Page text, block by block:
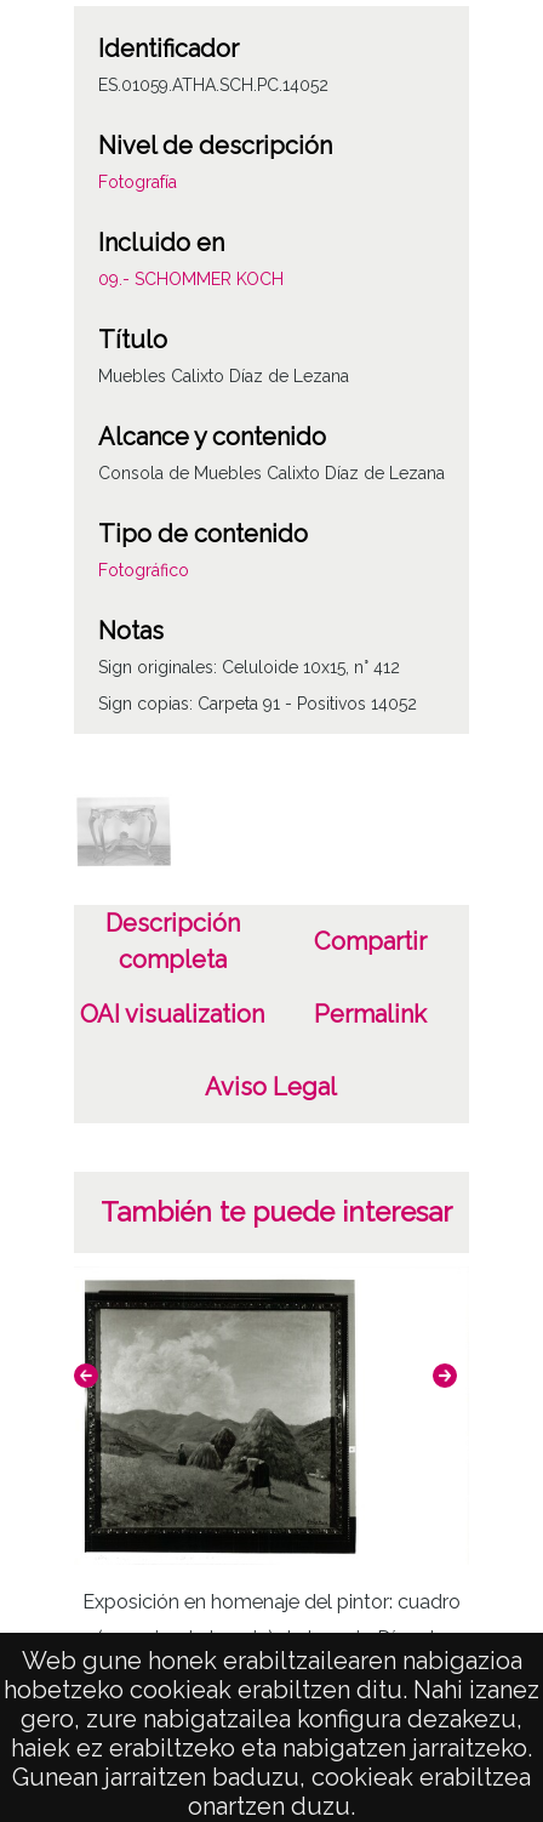
Web gune honek erabiltzailearen nabigazioa
hobetzeko cookieak erabiltzen ditu. Nahi izanez
gero, zure nabigatzailea konfigura dezakezu,
haiek ez erabiltzeko eta nabigatzen jarraitzeko.
Gunean jarraitzen baduzu, cookieak erabiltzea
onartzen duzu.
Identificador
ES.01059.ATHA.SCH.PC.14052
Nivel de descripción
Fotografía
Incluido en
09.- SCHOMMER KOCH
Título
Muebles Calixto Díaz de Lezana
Alcance y contenido
Consola de Muebles Calixto Díaz de Lezana
Tipo de contenido
Fotográfico
Notas
Sign originales: Celuloide 10x15, n° 412
Sign copias: Carpeta 91 - Positivos 14052
CC BY-NC-SA 4.0
Descripción
completa
Compartir
OAI visualization Permalink
Aviso Legal
También te puede interesar
Exposición en homenaje del pintor: cuadro
(recogiendo la paja) de Ignacio Díaz de
Olano. Encargado por el Museo de Bellas
Artes
(niña)